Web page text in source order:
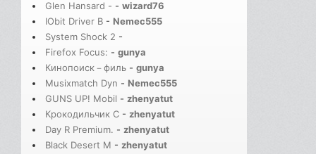
Glen Hansard - - wizard76
IObit Driver B - Nemec555
System Shock 2 -
Firefox Focus: - gunya
Кинопоиск－филь - gunya
Musixmatch Dyn - Nemec555
GUNS UP! Mobil - zhenyatut
Крокодильчик С - zhenyatut
Day R Premium. - zhenyatut
Black Desert M - zhenyatut